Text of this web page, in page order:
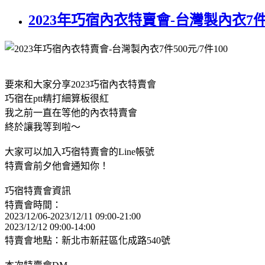
2023年巧宿內衣特賣會-台灣製內衣7
要來和大家分享2023巧宿內衣特賣會
巧宿在ptt精打細算板很紅
我之前一直在等他的內衣特賣會
終於讓我等到啦～
大家可以加入巧宿特賣會的Line帳號
特賣會前夕他會通知你！
巧宿特賣會資訊
特賣會時間：
2023/12/06-2023/12/11 09:00-21:00
2023/12/12 09:00-14:00
特賣會地點：新北市新莊區化成路540號